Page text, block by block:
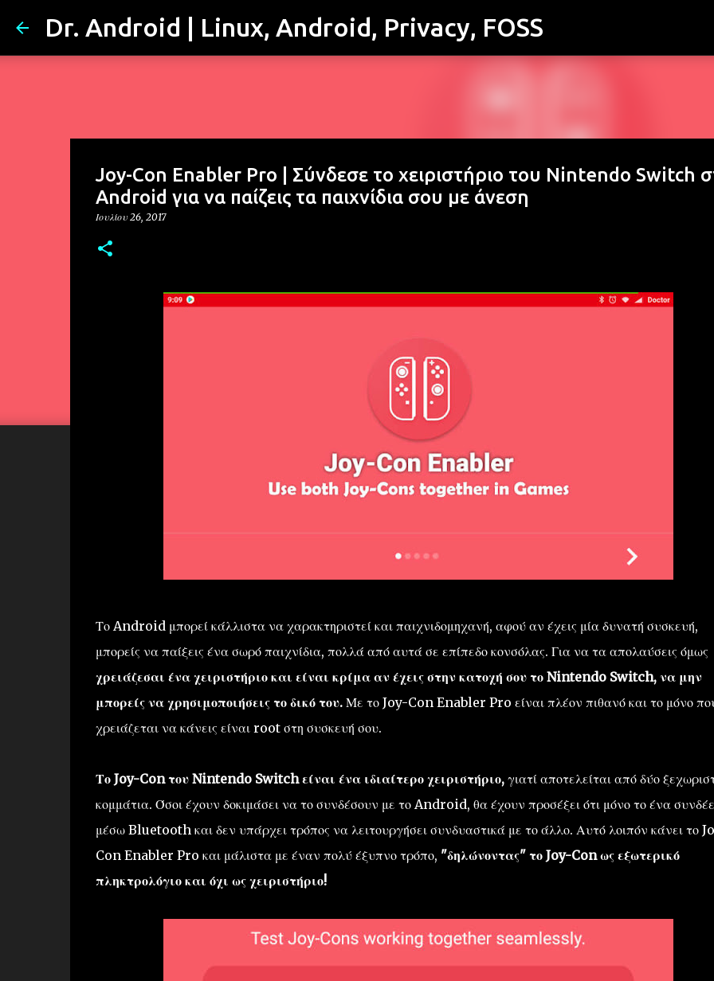
Μετάβαση στο κύριο περιεχόμενο
Dr. Android | Linux, Android, Privacy, FOSS
Joy-Con Enabler Pro | Σύνδεσε το χειριστήριο του Nintendo Switch
Android για να παίζεις τα παιχνίδια σου με άνεση
Ιουλίου 26, 2017
Το Android μπορεί κάλλιστα να χαρακτηριστεί και παιχνιδομηχανή, αφού αν έχεις μία δυνατή συσκευή,
μπορείς να παίξεις ένα σωρό παιχνίδια, πολλά από αυτά σε επίπεδο κονσόλας. Για να τα απολαύσεις όμως
χρειάζεσαι ένα χειριστήριο και είναι κρίμα αν έχεις στην κατοχή σου το Nintendo Switch, να μην
μπορείς να χρησιμοποιήσεις το δικό του.Με το Joy-Con Enabler Pro είναι πλέον πιθανό και το μόνο
χρειάζεται να κάνεις είναι root στη συσκευή σου.
Το Joy-Con του Nintendo Switch είναι ένα ιδιαίτερο χειριστήριο,γιατί αποτελείται από δύο
κομμάτια. Όσοι έχουν δοκιμάσει να το συνδέσουν με το Android, θα έχουν προσέξει ότι μόνο το ένα
μέσω Bluetooth και δεν υπάρχει τρόπος να λειτουργήσει συνδυαστικά με το άλλο. Αυτό λοιπόν κάνει το
Con Enabler Pro και μάλιστα με έναν πολύ έξυπνο τρόπο, "δηλώνοντας" το Joy-Con ως εξωτερικό
πληκτρολόγιο και όχι ως χειριστήριο!